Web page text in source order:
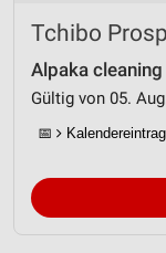
Tchibo
Alpaka
Gültig von 05.
📅